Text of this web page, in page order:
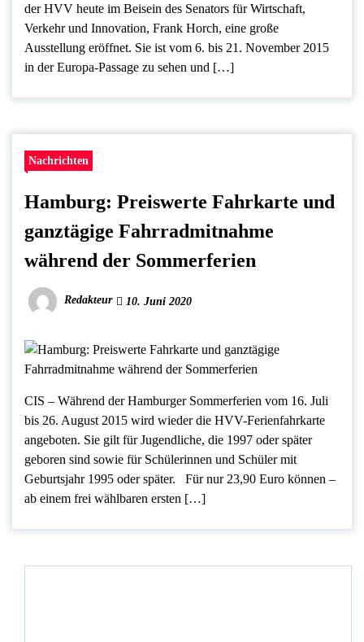
der HVV heute im Beisein des Senators für Wirtschaft,
Verkehr und Innovation, Frank Horch, eine große
Ausstellung eröffnet. Sie ist vom 6. bis 21. November 2015
in der Europa-Passage zu sehen und […]
Nachrichten
Hamburg: Preiswerte Fahrkarte und
ganztägige Fahrradmitnahme
während der Sommerferien
Redakteur 10. Juni 2020
CIS – Während der Hamburger Sommerferien vom 16. Juli
bis 26. August 2015 wird wieder die HVV-Ferienfahrkarte
angeboten. Sie gilt für Jugendliche, die 1997 oder später
geboren sind sowie für Schülerinnen und Schüler mit
Geburtsjahr 1995 oder später. Für nur 23,90 Euro können –
ab einem frei wählbaren ersten […]